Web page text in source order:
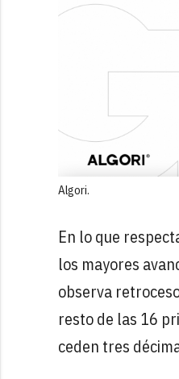
Algori.
En lo que
los mayores
observa
resto de las 16
ceden tres